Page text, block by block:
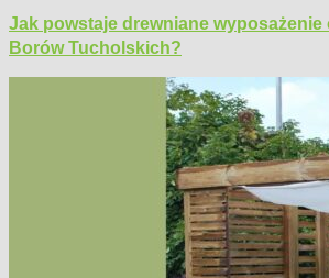
Jak powstaje drewniane wyposażenie
Borów Tucholskich?